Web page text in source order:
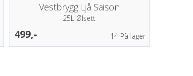
Vestbrygg Ljå Saison
25L Ølsett
499,- 14På lager